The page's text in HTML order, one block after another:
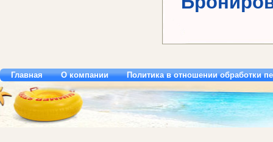
Главная О компании Политика в отношении обработки